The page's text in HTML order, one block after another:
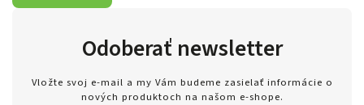
Odoberať newsletter
Vložte svoj e-mail a my Vám budeme zasielať informácie o
nových produktoch na našom e-shope.